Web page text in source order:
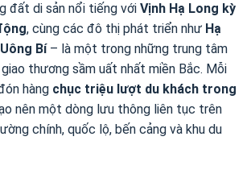
đất di sản nổi tiếng với Vịnh Hạ Long kỳ
, cùng các đô thị phát triển như Hạ
Bí– là một trong những trung tâm
thương sầm uất nhất miền Bắc. Mỗi
hàng chục triệu lượt du khách trong
nên một dòng lưu thông liên tục trên
chính, quốc lộ, bến cảng và khu du